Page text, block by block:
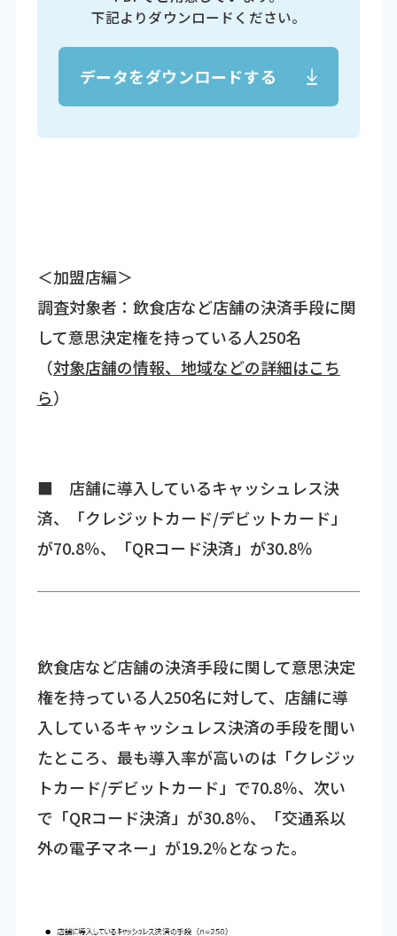
下記よりダウンロードください。
データをダウンロードする
＜加盟店編＞
調査対象者：飲食店など店舗の決済手段に関
して意思決定権を持っている人250名
（対象店舗の情報、地域などの詳細はこち
ら）
■ 店舗に導入しているキャッシュレス決
済、「クレジットカード/デビットカード」
が70.8％、「QRコード決済」が30.8％
飲食店など店舗の決済手段に関して意思決定
権を持っている人250名に対して、店舗に導
入しているキャッシュレス決済の手段を聞い
たところ、最も導入率が高いのは「クレジッ
トカード/デビットカード」で70.8％、次い
で「QRコード決済」が30.8％、「交通系以
外の電子マネー」が19.2％となった。